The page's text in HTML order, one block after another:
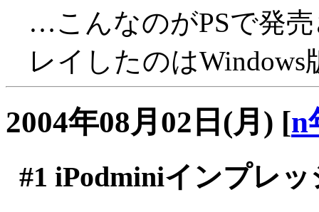
…こんなのがPSで発
レイしたのはWindows
2004年08月02日(月) [n
#1 iPodminiインプレッ